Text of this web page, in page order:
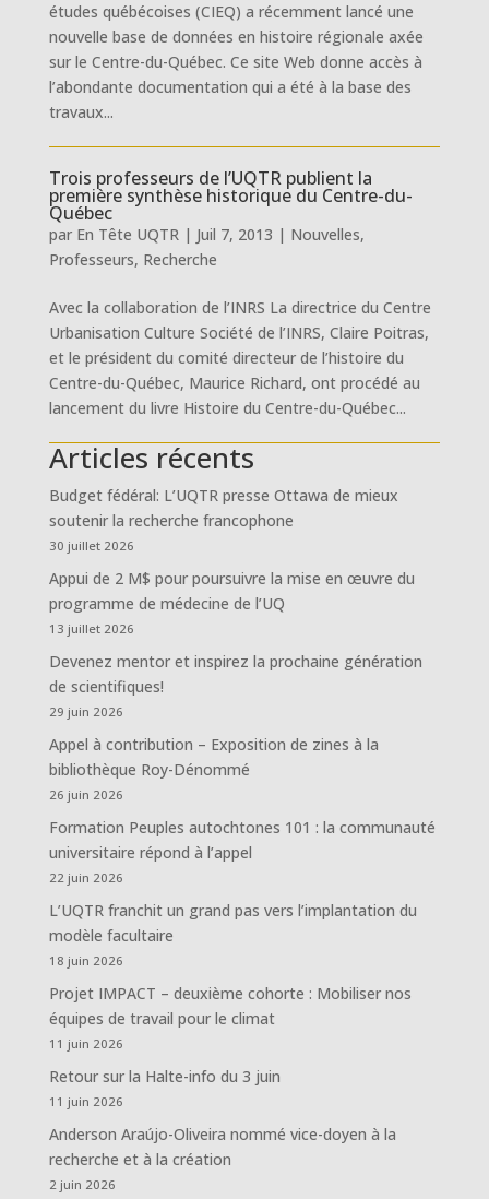
études québécoises (CIEQ) a récemment lancé une
nouvelle base de données en histoire régionale axée
sur le Centre-du-Québec. Ce site Web donne accès à
l’abondante documentation qui a été à la base des
travaux...
Trois professeurs de l’UQTR publient la
première synthèse historique du Centre-du-
Québec
par En Tête UQTR| Juil 7, 2013 | Nouvelles,
Professeurs, Recherche
Avec la collaboration de l’INRS La directrice du Centre
Urbanisation Culture Société de l’INRS, Claire Poitras,
et le président du comité directeur de l’histoire du
Centre-du-Québec, Maurice Richard, ont procédé au
lancement du livre Histoire du Centre-du-Québec...
Articles récents
Budget fédéral: L’UQTR presse Ottawa de mieux
soutenir la recherche francophone
30 juillet 2026
Appui de 2 M$ pour poursuivre la mise en œuvre du
programme de médecine de l’UQ
13 juillet 2026
Devenez mentor et inspirez la prochaine génération
de scientifiques!
29 juin 2026
Appel à contribution – Exposition de zines à la
bibliothèque Roy-Dénommé
26 juin 2026
Formation Peuples autochtones 101 : la communauté
universitaire répond à l’appel
22 juin 2026
L’UQTR franchit un grand pas vers l’implantation du
modèle facultaire
18 juin 2026
Projet IMPACT – deuxième cohorte : Mobiliser nos
équipes de travail pour le climat
11 juin 2026
Retour sur la Halte-info du 3 juin
11 juin 2026
Anderson Araújo-Oliveira nommé vice-doyen à la
recherche et à la création
2 juin 2026